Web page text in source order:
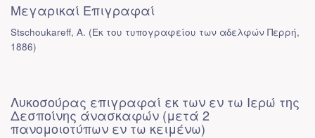
Μεγαρικαί Επιγραφαί
Stschoukareff, A. (Εκ του τυπογραφείου των αδελφών Περρή,
1886)
Λυκοσούρας επιγραφαί εκ των εν τω Ιερώ της
Δεσποίνης άνασκαφών (μετά 2
πανομοιοτύπων εν τω κειμένω)